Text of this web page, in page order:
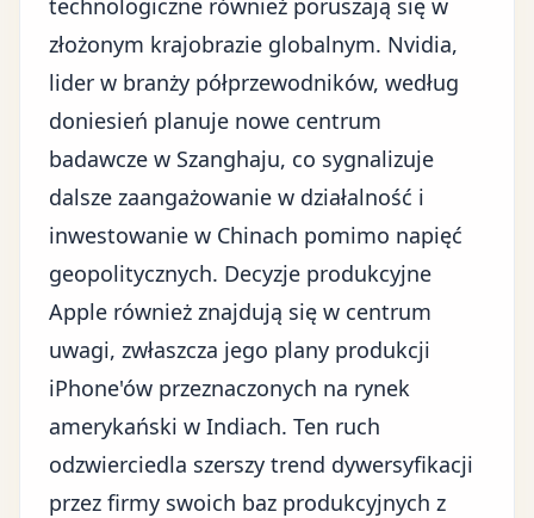
technologiczne również poruszają się w
złożonym krajobrazie globalnym. Nvidia,
lider w branży półprzewodników, według
doniesień planuje nowe centrum
badawcze w Szanghaju, co sygnalizuje
dalsze zaangażowanie w działalność i
inwestowanie w Chinach pomimo napięć
geopolitycznych. Decyzje produkcyjne
Apple również znajdują się w centrum
uwagi, zwłaszcza jego plany produkcji
iPhone'ów przeznaczonych na rynek
amerykański w Indiach. Ten ruch
odzwierciedla szerszy trend dywersyfikacji
przez firmy swoich baz produkcyjnych z